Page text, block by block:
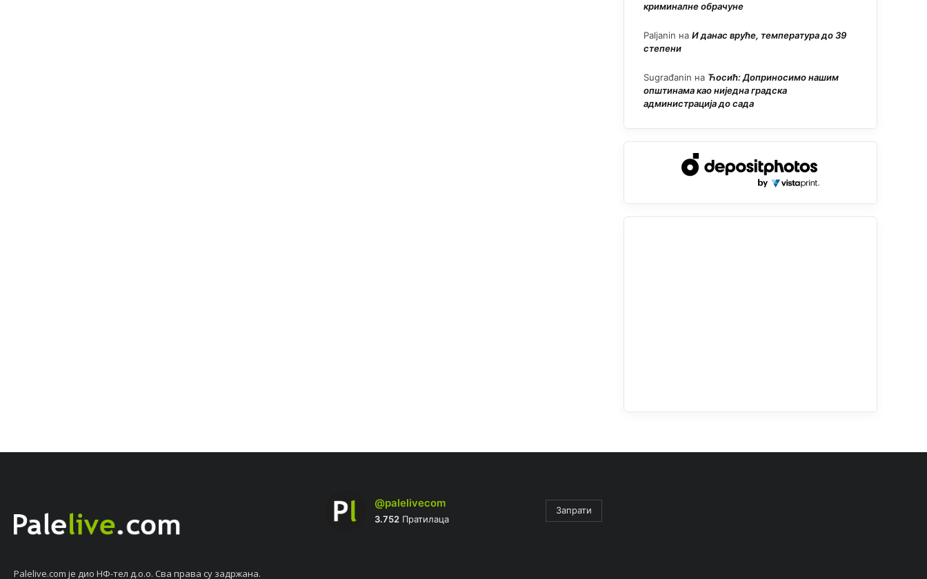
криминалне обрачуне
Paljanin на И данас вруће, температура до 39
степени
Sugrađanin на Ћосић: Доприносимо нашим
општинама као ниједна градска
администрација до сада
Palelive.com јe дио НФ-тeл д.о.о. Сва права су задржана.
@palelivecom
3.752Пратилаца
Запрати